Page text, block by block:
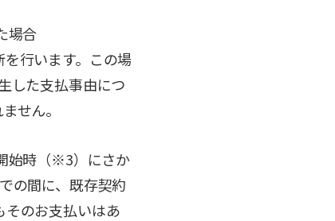
場合
行います。この場
した支払事由につ
せん。
始時（※3）にさか
の間に、既存契約
のお支払いはあ